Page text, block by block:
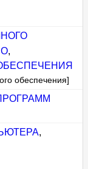
,
обеспечения]
,